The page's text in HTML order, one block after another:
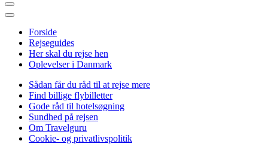
Forside
Rejseguides
Her skal du rejse hen
Oplevelser i Danmark
Sådan får du råd til at rejse mere
Find billige flybilletter
Gode råd til hotelsøgning
Sundhed på rejsen
Om Travelguru
Cookie- og privatlivspolitik